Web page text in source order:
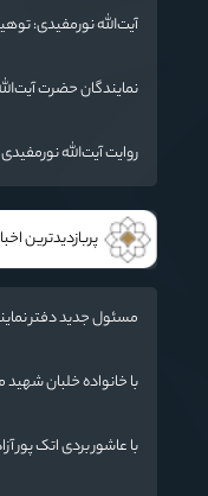
آیت‌الله نورمفیدی:
روایت آیت‌الله
پربازدیدترین
مسئول جدید دفتر
با خانواده خلبان
با عاشور بردی اتک پور